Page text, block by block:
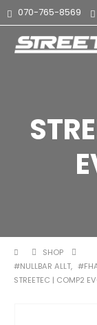
070-765-8569
SHOP
#NULLBAR ALLT,
STREETEC | COMP2